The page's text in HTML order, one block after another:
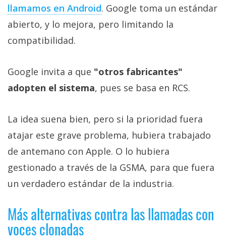
llamamos en Android. Google toma un estándar
abierto, y lo mejora, pero limitando la
compatibilidad.
Google invita a que "otros fabricantes"
adopten el sistema, pues se basa en RCS.
La idea suena bien, pero si la prioridad fuera
atajar este grave problema, hubiera trabajado
de antemano con Apple. O lo hubiera
gestionado a través de la GSMA, para que fuera
un verdadero estándar de la industria.
Más alternativas contra las llamadas con
voces clonadas